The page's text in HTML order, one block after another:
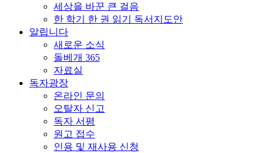
세상을 바꾼 큰 걸음
한 학기 한 권 읽기 독서지도안
알립니다
새로운 소식
돌베개 365
자료실
독자광장
온라인 문의
오탈자 신고
독자 서평
원고 접수
인용 및 재사용 신청